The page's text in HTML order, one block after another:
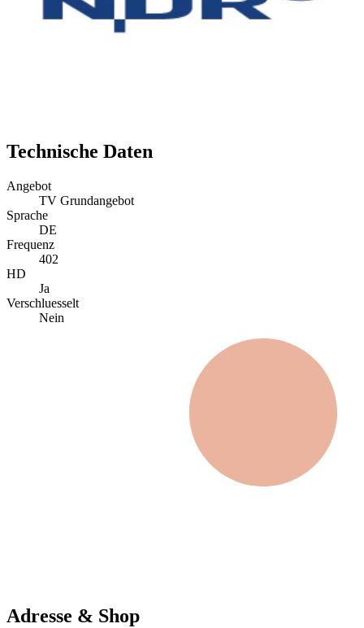
Technische Daten
Angebot
TV Grundangebot
Sprache
DE
Frequenz
402
HD
Ja
Verschluesselt
Nein
Adresse & Shop